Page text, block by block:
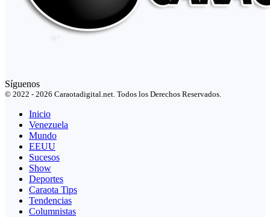
Síguenos
© 2022 - 2026 Caraotadigital.net. Todos los Derechos Reservados.
Inicio
Venezuela
Mundo
EEUU
Sucesos
Show
Deportes
Caraota Tips
Tendencias
Columnistas